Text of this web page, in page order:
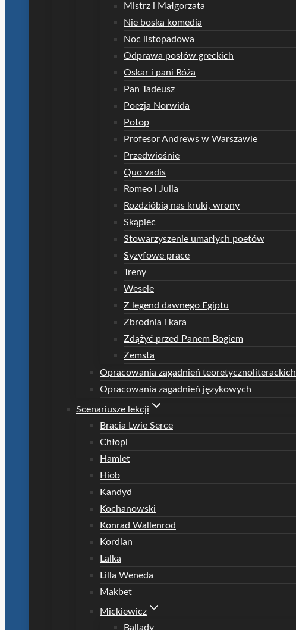
Mistrz i Małgorzata
Nie boska komedia
Noc listopadowa
Odprawa posłów greckich
Oskar i pani Róża
Pan Tadeusz
Poezja Norwida
Potop
Profesor Andrews w Warszawie
Przedwiośnie
Quo vadis
Romeo i Julia
Rozdzióbią nas kruki, wrony
Skąpiec
Stowarzyszenie umarłych poetów
Syzyfowe prace
Treny
Wesele
Z legend dawnego Egiptu
Zbrodnia i kara
Zdążyć przed Panem Bogiem
Zemsta
Opracowania zagadnień teoretycznoliterackich
Opracowania zagadnień językowych
Scenariusze lekcji
Bracia Lwie Serce
Chłopi
Hamlet
Hiob
Kandyd
Kochanowski
Konrad Wallenrod
Kordian
Lalka
Lilla Weneda
Makbet
Mickiewicz
Ballady